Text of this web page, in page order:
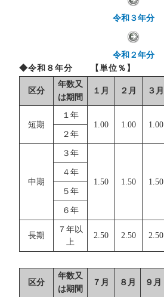
令和３年分
令和２年分
◆令和８年分 【単位％】
区分
年数又
は期間
１月 ２月 ３月
短期
１年
1.00
1.00
1.00
２年
中期
３年
1.50 1.50 1.50
４年
５年
６年
長期
７年以
上
2.50 2.50 2.50
区分
年数又
は期間
７月 ８月 ９月